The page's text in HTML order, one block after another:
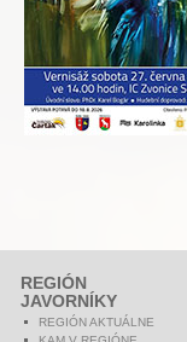
REGIÓN
JAVORNÍKY
REGIÓN AKTUÁLNE